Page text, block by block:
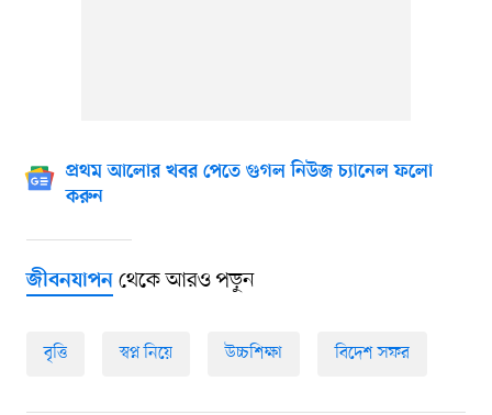
প্রথম আলোর খবর পেতে গুগল নিউজ চ্যানেল ফলো
করুন
জীবনযাপনথেকে আরও পড়ুন
বৃত্তি স্বপ্ন নিয়ে উচ্চশিক্ষা বিদেশ সফর